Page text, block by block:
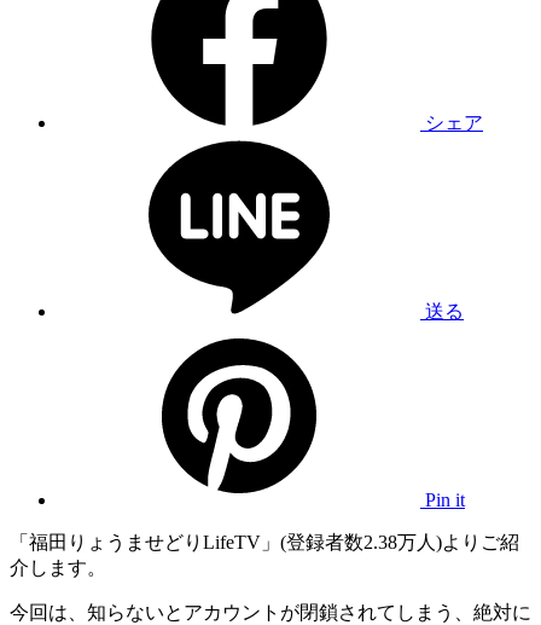
シェア
送る
Pin it
「福田りょうませどりLifeTV」(登録者数2.38万人)よりご紹
介します。
今回は、知らないとアカウントが閉鎖されてしまう、絶対に